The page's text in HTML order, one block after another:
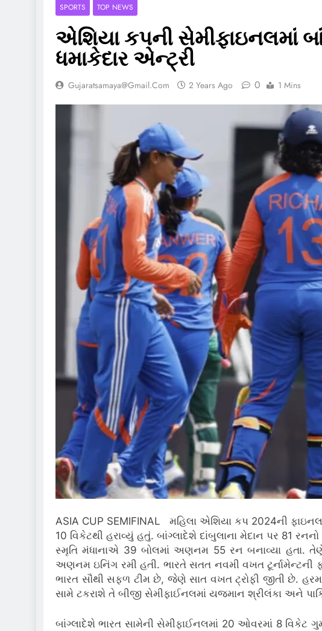
SPORTS TOP NEWS
એશિયા કપની સેમીફાઇનલમાં
ધમાકેદાર એન્ટ્રી
Gujaratsamaya@gmail.com 2 Years Ago 0 1 Mins
ASIA CUP SEMIFINAL મહિલા એશિયા કપ 2024ની
10 વિકેટથી હરાવ્યું હતું. બાંગ્લાદેશે દાંબુલાના મેદાન પર 81
સ્મૃતિ મંધાનાએ 39 બોલમાં અણનમ 55 રન બનાવ્યા હતા.
અણનમ ઇનિંગ રમી હતી. ભારતે સતત નવમી વખત ટૂર્નામેન્ટની
ભારત સૌથી સફળ ટીમ છે, જેણે સાત વખત ટ્રોફી જીતી છે.
સામે ટકરાશે તે બીજી સેમીફાઈનલમાં યજમાન શ્રીલંકા અને
બાંગ્લાદેશે ભારત સામેની સેમીફાઈનલમાં 20 ઓવરમાં 8 વિકેટ